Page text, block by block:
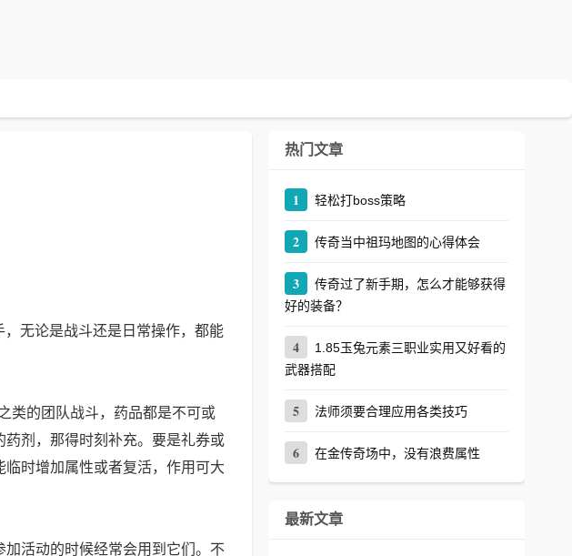
无论是战斗还是日常操作，都能
的团队战斗，药品都是不可或
剂，那得时刻补充。要是礼券或
时增加属性或者复活，作用可大
活动的时候经常会用到它们。不
热门文章
1 轻松打boss策略
2 传奇当中祖玛地图的心得体会
3
传奇过了新手期，怎么才能够获得
好的装备？
4
1.85玉兔元素三职业实用又好看的
武器搭配
5 法师须要合理应用各类技巧
6 在金传奇场中，没有浪费属性
最新文章